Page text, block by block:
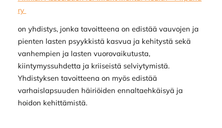
ry
on yhdistys, jonka tavoitteena on edistää vauvojen ja
pienten lasten psyykkistä kasvua ja kehitystä sekä
vanhempien ja lasten vuorovaikutusta,
kiintymyssuhdetta ja kriiseistä selviytymistä.
Yhdistyksen tavoitteena on myös edistää
varhaislapsuuden häiriöiden ennaltaehkäisyä ja
hoidon kehittämistä.